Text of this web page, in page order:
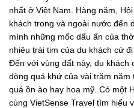
nhất ở Việt Nam. Hàng năm,
khách trong và ngoài nước đến
mình những mốc dấu ấn của
nhiêu trái tim của du khách cứ
Đến với vùng đất này, du
dòng quá khứ của vài trăm
quá ồn ào hay hoa mỹ. Có một
cùng VietSense Travel tìm hiểu